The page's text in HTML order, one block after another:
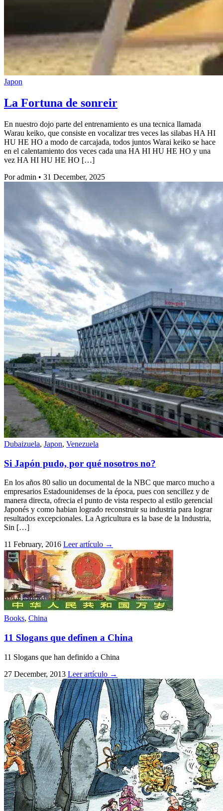
Japon
La Fortuna de sonreir
En nuestro dojo parte del entrenamiento es una tecnica llamada
Warau keiko, que consiste en vocalizar tres veces las silabas HA HI
HU HE HO a modo de carcajada, todos juntos Warai keiko se hace
en el calentamiento dos veces cada una HA HI HU HE HO y una
vez HA HI HU HE HO […]
Por admin • 31 December, 2025
Dubaizuela, Japon, Venezuela
Si Japón pudo, por qué nosotros no?
En los años 80 salio un documental de la NBC que marco mucho a
empresarios Estadounidenses de la época, pues con sencillez y de
manera directa, ofrecia el punto de vista respecto al estilo gerencial
Japonés y como habian logrado reconstruir su industria para lograr
resultados excepcionales. La Agricultura es la base de la Industria,
Sin […]
11 February, 2016 Leer artículo →
Books, China
11 Slogans que definen a China
11 Slogans que han definido a China
27 December, 2013 Leer artículo →